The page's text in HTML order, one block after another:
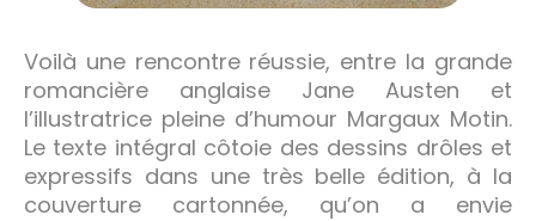
Voilà une rencontre réussie, entre la grande
romancière anglaise Jane Austen et
l’illustratrice pleine d’humour Margaux Motin.
Le texte intégral côtoie des dessins drôles et
expressifs dans une très belle édition, à la
couverture cartonnée, qu’on a envie